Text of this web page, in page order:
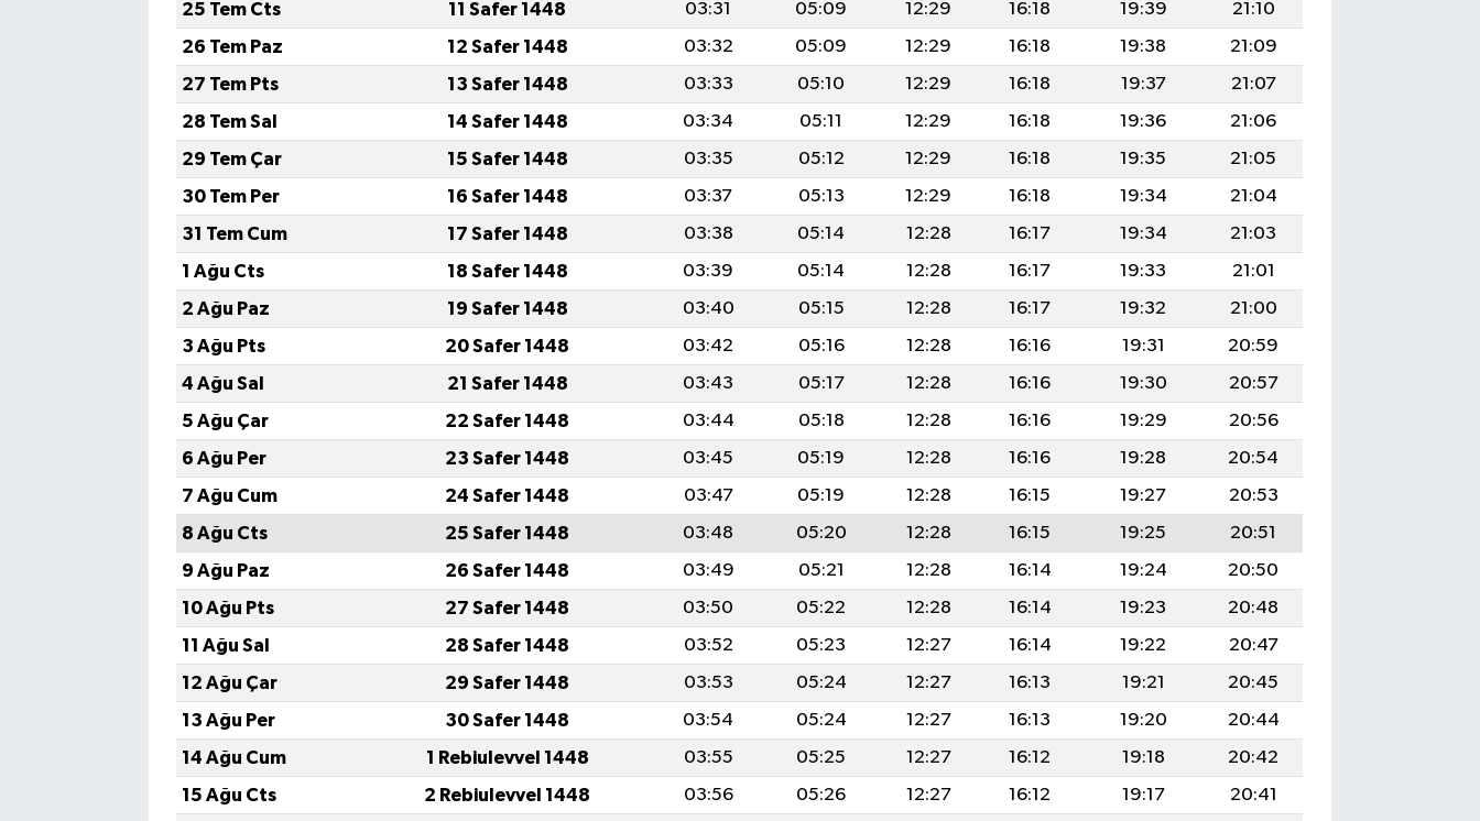
25 Tem Cts
11 Safer 1448 03:31 05:09 12:29 16:18 19:39
21:10
26 Tem Paz
12 Safer 1448 03:32 05:09 12:29 16:18 19:38
21:09
27 Tem Pts
13 Safer 1448 03:33 05:10 12:29 16:18 19:37
21:07
28 Tem Sal
14 Safer 1448 03:34 05:11 12:29 16:18 19:36
21:06
29 Tem Çar
15 Safer 1448 03:35 05:12 12:29 16:18 19:35
21:05
30 Tem Per
16 Safer 1448 03:37 05:13 12:29 16:18 19:34
21:04
31 Tem Cum
17 Safer 1448 03:38 05:14 12:28 16:17 19:34
21:03
1 Ağu Cts
18 Safer 1448 03:39 05:14 12:28 16:17 19:33
21:01
2 Ağu Paz
19 Safer 1448 03:40 05:15 12:28 16:17 19:32
21:00
3 Ağu Pts
20 Safer 1448 03:42 05:16 12:28 16:16 19:31
20:59
4 Ağu Sal
21 Safer 1448 03:43 05:17 12:28 16:16 19:30
20:57
5 Ağu Çar
22 Safer 1448 03:44 05:18 12:28 16:16 19:29
20:56
6 Ağu Per
23 Safer 1448 03:45 05:19 12:28 16:16 19:28
20:54
7 Ağu Cum
24 Safer 1448 03:47 05:19 12:28 16:15 19:27
20:53
8 Ağu Cts
25 Safer 1448 03:48 05:20 12:28 16:15 19:25
20:51
9 Ağu Paz
26 Safer 1448 03:49 05:21 12:28 16:14 19:24
20:50
10 Ağu Pts
27 Safer 1448 03:50 05:22 12:28 16:14 19:23
20:48
11 Ağu Sal
28 Safer 1448 03:52 05:23 12:27 16:14 19:22
20:47
12 Ağu Çar
29 Safer 1448 03:53 05:24 12:27 16:13 19:21
20:45
13 Ağu Per
30 Safer 1448 03:54 05:24 12:27 16:13 19:20
20:44
14 Ağu Cum
1 Rebiulevvel 1448 03:55 05:25 12:27 16:12 19:18
20:42
15 Ağu Cts
2 Rebiulevvel 1448 03:56 05:26 12:27 16:12 19:17
20:41